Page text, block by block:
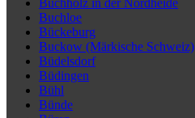
Buchholz in der Nordheide
Buchloe
Bückeburg
Buckow (Märkische Schweiz)
Büdelsdorf
Büdingen
Bühl
Bünde